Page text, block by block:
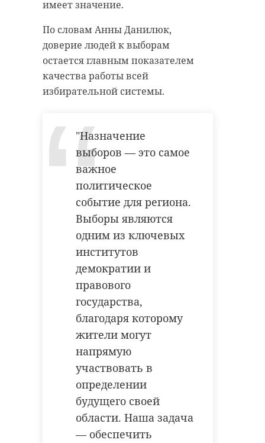
имеет значение.
По словам Анны Данилюк,
доверие людей к выборам
остается главным показателем
качества работы всей
избирательной системы.
"Назначение
выборов — это самое
важное
политическое
событие для региона.
Выборы являются
одним из ключевых
институтов
демократии и
правового
государства,
благодаря которому
жители могут
напрямую
участвовать в
определении
будущего своей
области. Наша задача
— обеспечить